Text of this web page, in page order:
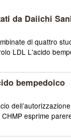
da Daiichi
di quattro
LDL L'acido
bempedoico
esprime